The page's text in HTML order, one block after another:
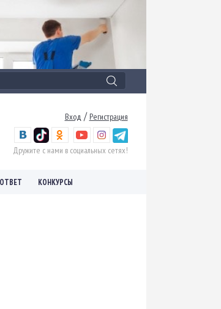
Вход / Регистрация
Дружите с нами в социальных сетях!
КОНКУРСЫ